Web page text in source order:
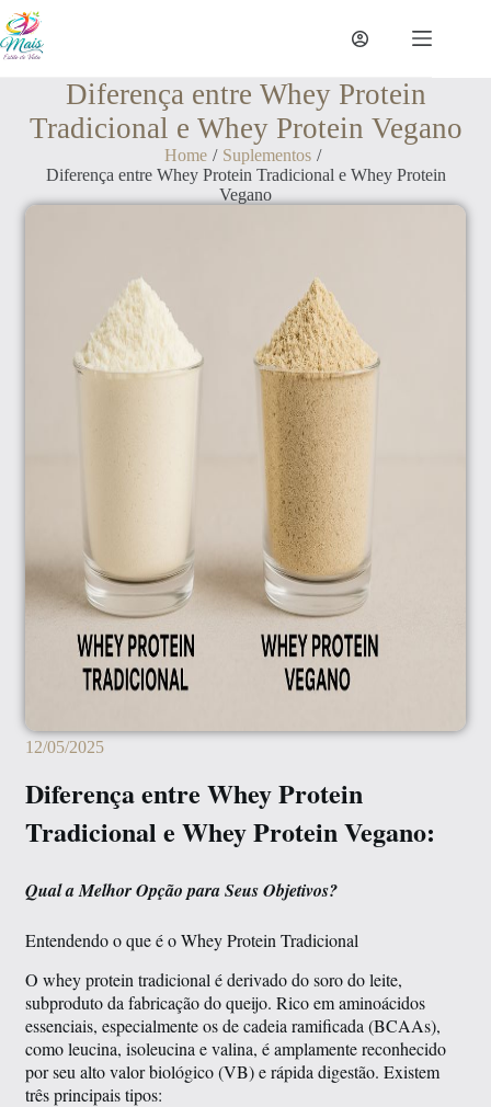
Diferença entre Whey Protein
Tradicional e Whey Protein Vegano
Home / Suplementos /
Diferença entre Whey Protein Tradicional e Whey Protein
Vegano
12/05/2025
Diferença entre Whey Protein
Tradicional e Whey Protein Vegano:
Qual a Melhor Opção para Seus Objetivos?
Entendendo o que é o Whey Protein Tradicional
O whey protein tradicional é derivado do soro do leite,
subproduto da fabricação do queijo. Rico em aminoácidos
essenciais, especialmente os de cadeia ramificada (BCAAs),
como leucina, isoleucina e valina, é amplamente reconhecido
por seu alto valor biológico (VB) e rápida digestão. Existem
três principais tipos: